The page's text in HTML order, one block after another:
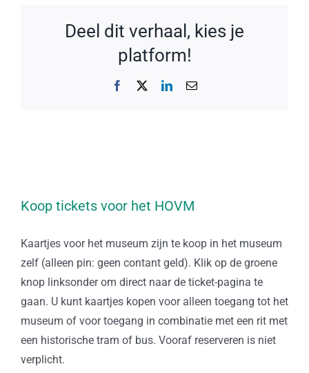
Deel dit verhaal, kies je
platform!
Facebook LinkedIn
E-
Koop tickets voor het HOVM
Kaartjes voor het museum zijn te koop in het museum
zelf (alleen pin: geen contant geld). Klik op de groene
knop linksonder om direct naar de ticket-pagina te
gaan. U kunt kaartjes kopen voor alleen toegang tot het
museum of voor toegang in combinatie met een rit met
een historische tram of bus. Vooraf reserveren is niet
verplicht.